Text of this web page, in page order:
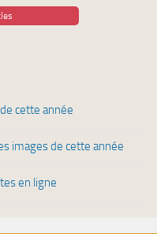
cette année
images de cette année
en ligne